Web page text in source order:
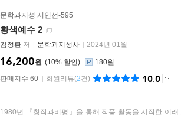
문학과지성 시인선-595
황색예수 2
김정환 저 문학과지성사 2024년 01월
10%
16,200원
180원
판매지수 60
회원리뷰(2건) 10.0
1980년 『창작과비평』을 통해 작품 활동을 시작한 이